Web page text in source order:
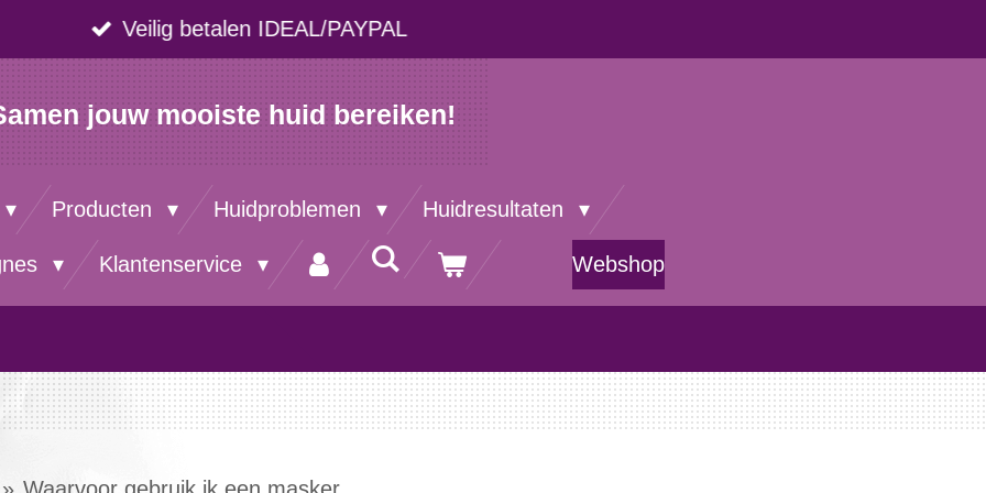
Veilig betalen IDEAL/PAYPAL
jouw mooiste huid bereiken!
Producten Huidproblemen Huidresultaten
Klantenservice Webshop